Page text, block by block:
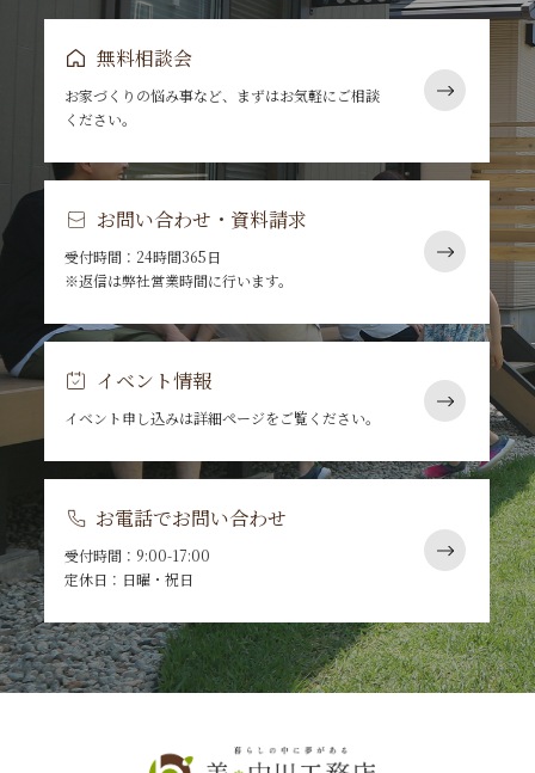
無料相談会
お家づくりの悩み事など、まずはお気軽にご相談
ください。
お問い合わせ・資料請求
受付時間：24時間365日
※返信は弊社営業時間に行います。
イベント情報
イベント申し込みは詳細ページをご覧ください。
お電話でお問い合わせ
受付時間：9:00-17:00
定休日：日曜・祝日